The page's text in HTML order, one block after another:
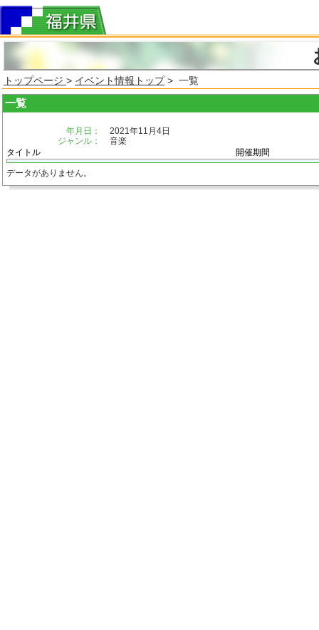
トップページ > イベント情報トップ> 一覧
一覧
年月日：
2021年11月4日
ジャンル：
音楽
タイトル
開催期間
データがありません。